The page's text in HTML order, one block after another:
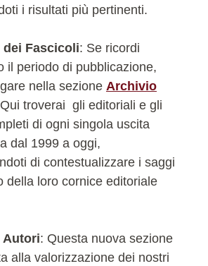
i risultati più pertinenti.
Fascicoli: Se ricordi
il periodo di pubblicazione,
nella sezione Archivio
troverai gli editoriali e gli
di ogni singola uscita
dal 1999 a oggi,
di contestualizzare i saggi
della loro cornice editoriale
Autori: Questa nuova sezione
alla valorizzazione dei nostri